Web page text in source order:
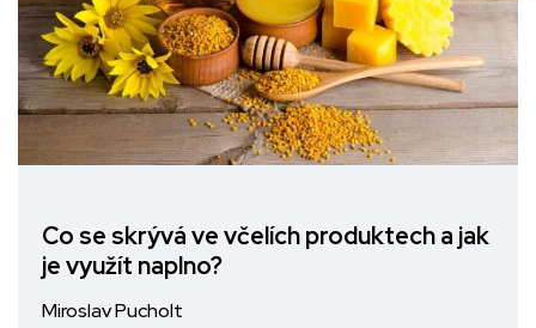
Co se skrývá ve včelích produktech a jak
je využít naplno?
Miroslav Pucholt